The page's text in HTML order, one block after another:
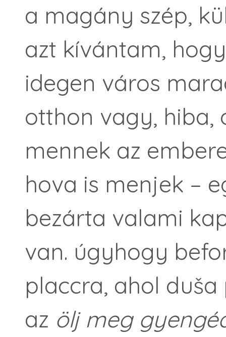
a magány szép,
azt kívántam,
idegen város
otthon vagy,
mennek az
hova is menjek –
bezárta valami
van. úgyhogy
placcra, ahol
az ölj meg